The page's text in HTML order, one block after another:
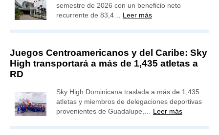
semestre de 2026 con un beneficio neto
recurrente de 83,4… Leer más
Juegos Centroamericanos y del Caribe: Sky
High transportará a más de 1,435 atletas a
RD
Sky High Dominicana traslada a más de 1,435
atletas y miembros de delegaciones deportivas
provenientes de Guadalupe,… Leer más